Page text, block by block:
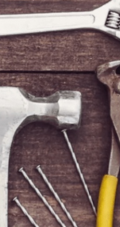
من لبنان
ثقافة ومجتمع
منوعات
بريد